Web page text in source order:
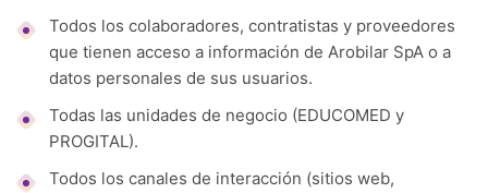
Todos los colaboradores, contratistas y proveedores
que tienen acceso a información de Arobilar SpA o a
datos personales de sus usuarios.
Todas las unidades de negocio (EDUCOMED y
PROGITAL).
Todos los canales de interacción (sitios web,